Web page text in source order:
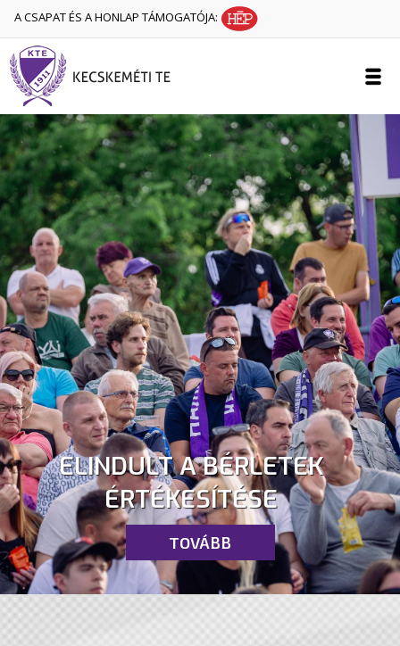
A CSAPAT ÉS A HONLAP TÁMOGATÓJA:
ELINDULT A BÉRLETEK
ÉRTÉKESÍTÉSE
TOVÁBB